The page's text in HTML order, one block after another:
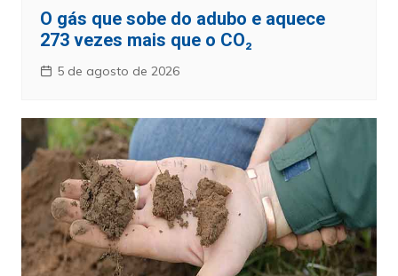
O gás que sobe do adubo e aquece
273 vezes mais que o CO₂
5 de agosto de 2026